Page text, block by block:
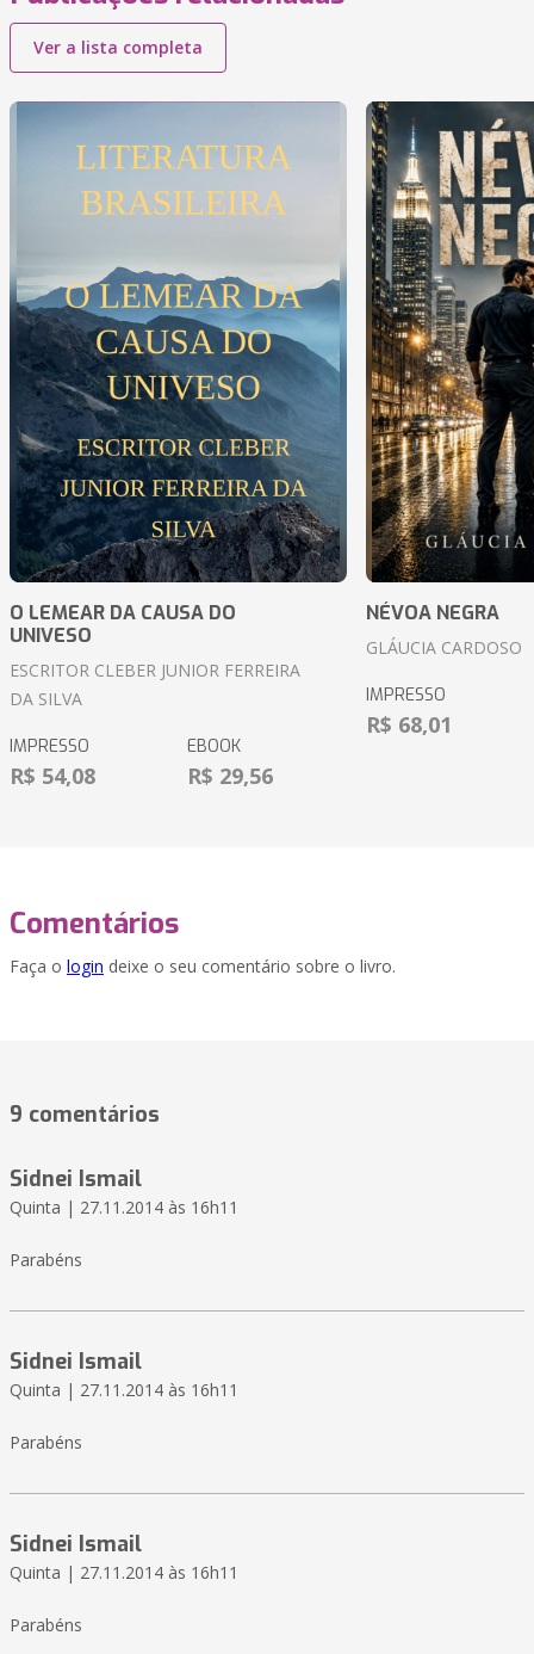
Ver a lista completa
O LEMEAR DA CAUSA DO
UNIVESO
ESCRITOR CLEBER JUNIOR FERREIRA
DA SILVA
IMPRESSO
R$ 54,08
EBOOK
R$ 29,56
NÉVOA NEGRA
GLÁUCIA CARDOSO
IMPRESSO
R$ 68,01
Comentários
Faça o login deixe o seu comentário sobre o livro.
9 comentários
Sidnei Ismail
Quinta | 27.11.2014 às 16h11
Parabéns
Sidnei Ismail
Quinta | 27.11.2014 às 16h11
Parabéns
Sidnei Ismail
Quinta | 27.11.2014 às 16h11
Parabéns